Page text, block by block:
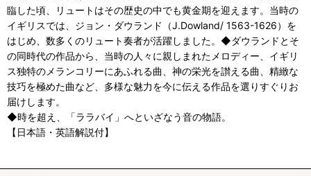
臨した頃、リュートはその歴史の中でも黄金期を迎えます。当時の
イギリスでは、ジョン・ダウランド（J.Dowland/ 1563-1626）を
はじめ、数多くのリュート奏者が活躍しました。◆ダウランドとそ
の同時代の作品から、当時の人々に親しまれたメロディー、イギリ
ス独特のメランコリーにあふれる曲、神の栄光を讃える曲、精緻な
技巧を極めた曲など、多様な魅力を今に伝える作品を選りすぐりお
届けします。
◆時を超え、「ララバイ」へといざなう音の物語。
【日本語・英語解説付】